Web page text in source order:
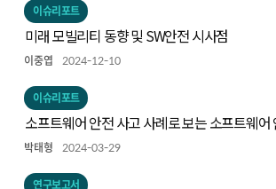
이슈리포트
미래 모빌리티 동향 및 SW안전 시사점
이중엽 2024-12-10
이슈리포트
소프트웨어 안전 사고 사례로 보는 소프트웨어
박태형 2024-03-29
연구보고서